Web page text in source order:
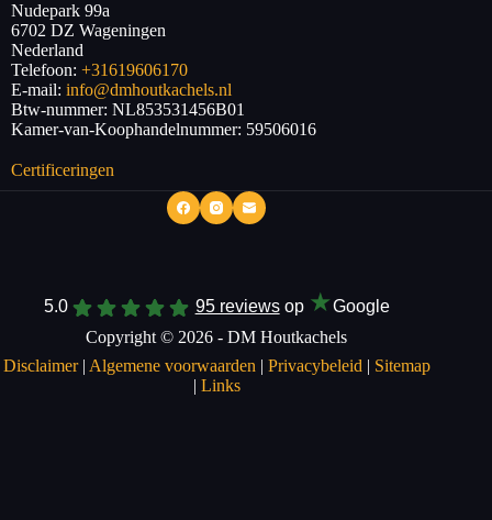
Nudepark 99a
6702 DZ Wageningen
Nederland
Telefoon: +31619606170
E-mail: info@dmhoutkachels.nl
Btw-nummer: NL853531456B01
Kamer-van-Koophandelnummer: 59506016
Certificeringen
5.0 95 reviewsop ★Google
Copyright © 2026 - DM Houtkachels
Disclaimer| Algemene voorwaarden| Privacybeleid| Sitemap
Links